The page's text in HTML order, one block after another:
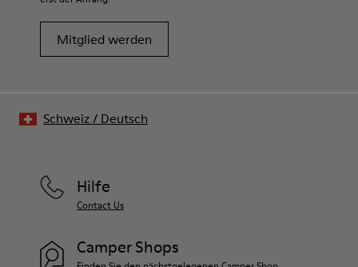
Mitglied werden
Hilfe
Contact Us
Camper Shops
Schweiz/ Deutsch